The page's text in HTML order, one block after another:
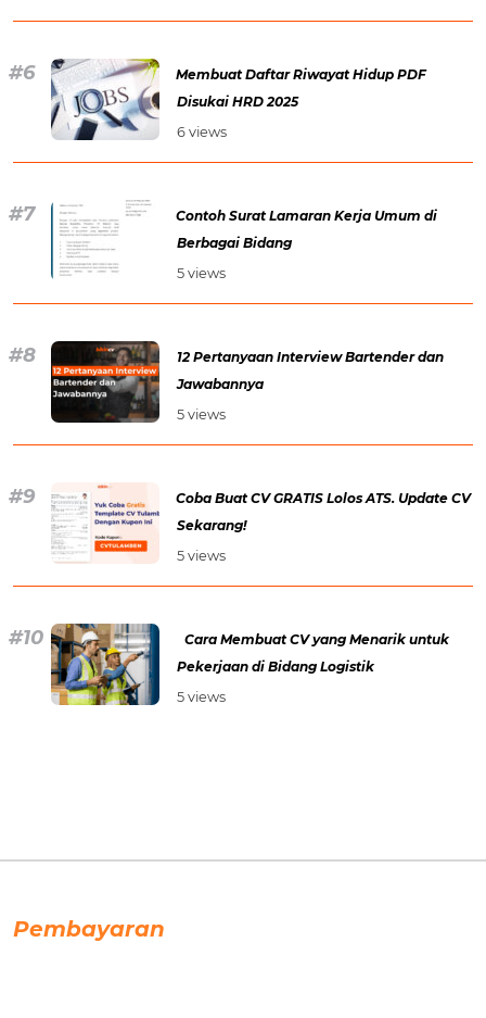
Membuat Daftar Riwayat Hidup PDF
Disukai HRD 2025
6 views
Contoh Surat Lamaran Kerja Umum di
Berbagai Bidang
5 views
12 Pertanyaan Interview Bartender dan
Jawabannya
5 views
Coba Buat CV GRATIS Lolos ATS. Update CV
Sekarang!
5 views
Cara Membuat CV yang Menarik untuk
Pekerjaan di Bidang Logistik
5 views
Pembayaran